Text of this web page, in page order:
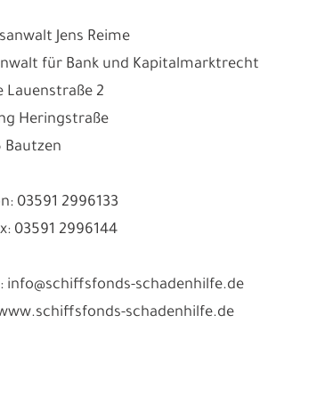
Jens Reime
für Bank und Kapitalmarktrecht
Lauenstraße 2
Heringstraße
Bautzen
03591 2996133
03591 2996144
info@schiffsfonds-schadenhilfe.de
schadenhilfe.de